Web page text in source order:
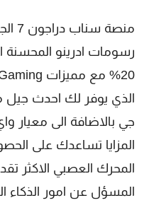
رسومات ادرينو
الذي يوفر لك احدث جيل
المزايا تساعدك على
المحرك العصبي الاكثر
المسؤل عن امور الذكاء